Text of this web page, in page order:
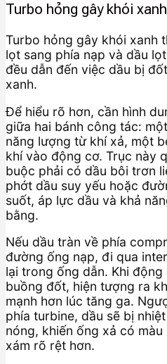
Turbo hỏng gây khói
Turbo hỏng gây khói xanh
lọt sang phía nạp và dầu
đều dẫn đến việc dầu bị
xanh.
Để hiểu rõ hơn, cần hình
giữa hai bánh công tác:
năng lượng từ khí xả, một
khí vào động cơ. Trục này
buộc phải có dầu bôi trơn
phớt dầu suy yếu hoặc
suốt, áp lực dầu và khả
bằng.
Nếu dầu tràn về phía
đường ống nạp, đi qua
lại trong ống dẫn. Khi
buồng đốt, hiện tượng ra
mạnh hơn lúc tăng ga.
phía turbine, dầu sẽ bị
nóng, khiến ống xả có
xám rõ rệt hơn.